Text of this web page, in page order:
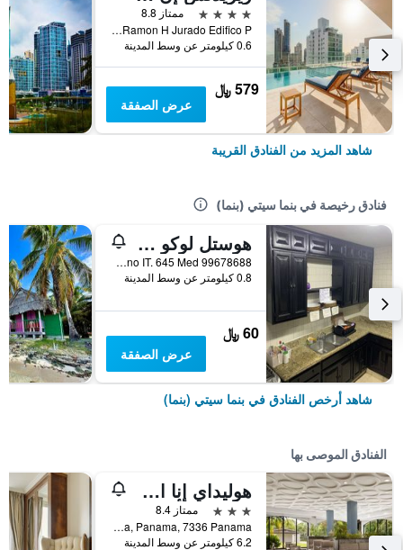
4 نجوم
ممتاز 8.8
Calle Ramon H Jurado Edifico P, بنما سيتي (بنما), بنما
0.6 كيلومتر عن وسط المدينة
579 ﷼
عرض الصفقة
شاهد المزيد من الفنادق القريبة
فنادق رخيصة في بنما سيتي (بنما)
هوستل لوكو كوكو لوكو
Bella Vista,Campo Alegre 10600 N 5A Consul Finl Poste 5B 05 22 51 Distr. En Mano IT. 645 Med 99678688, بنما سيتي (بنما), بنما
0.8 كيلومتر عن وسط المدينة
60 ﷼
عرض الصفقة
شاهد أرخص الفنادق في بنما سيتي (بنما)
الفنادق الموصى بها
هوليداي إنٕا ان ماس م ن ن ٓ يماي آيتش جي
3 نجوم
ممتاز 8.4
Ave. Omar Torrijos Herrera, Panama, 7336 Panama, بنما سيتي (بنما), بنما
6.2 كيلومتر عن وسط المدينة